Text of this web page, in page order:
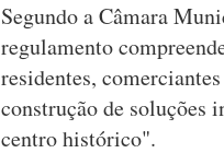
Segundo a Câmara
regulamento
residentes,
construção de soluções
centro histórico".